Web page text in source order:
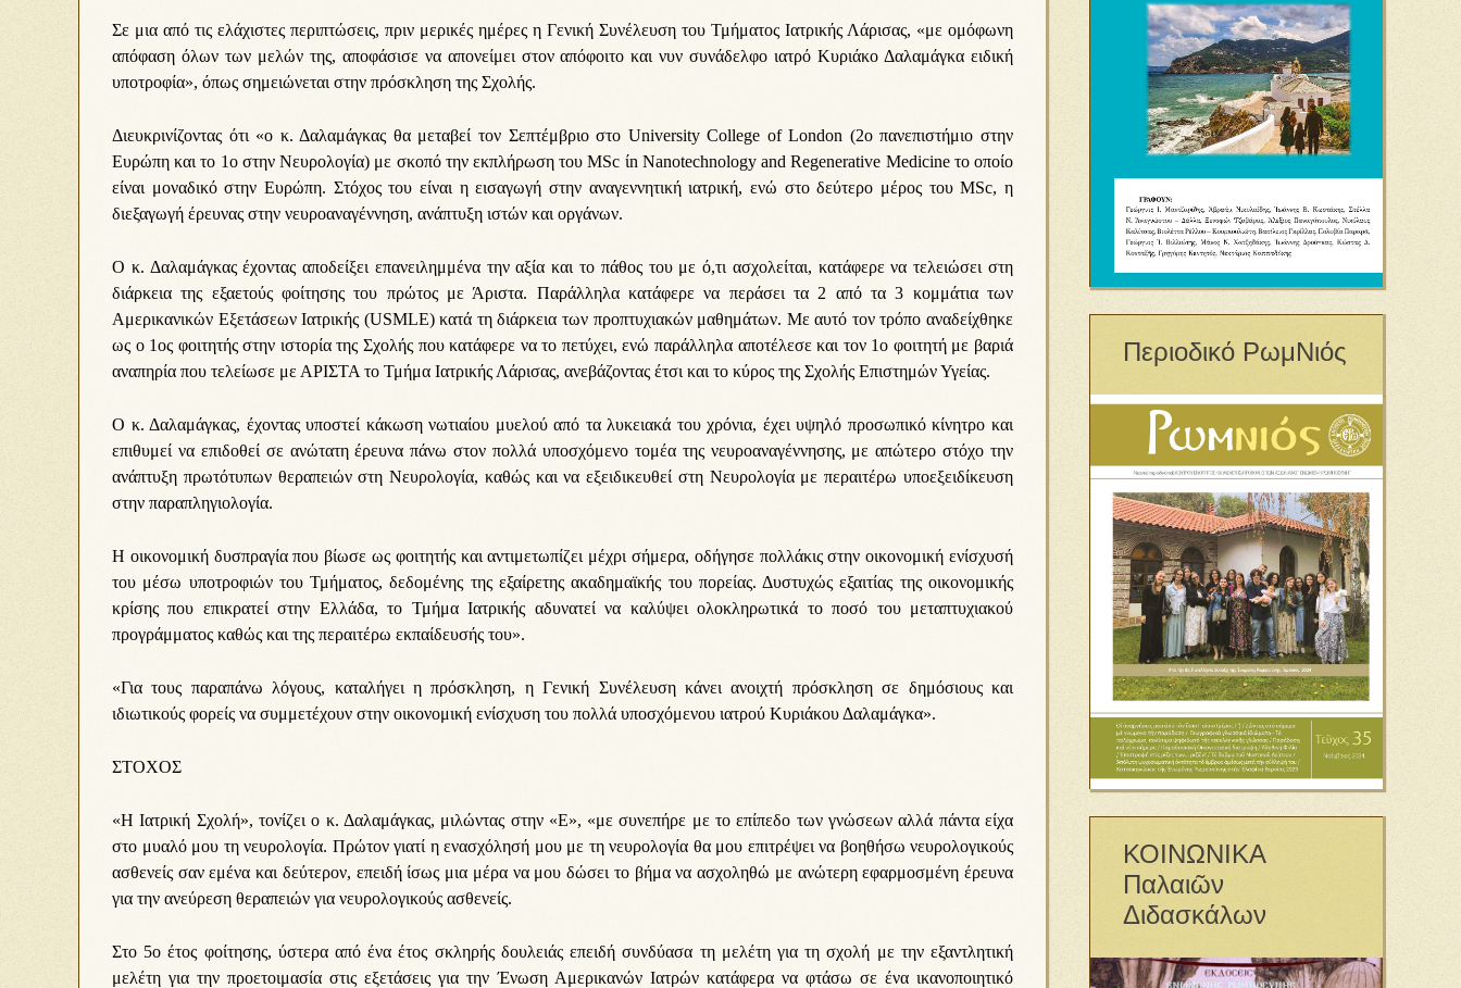
Σε μια από τις ελάχιστες περιπτώσεις, πριν μερικές ημέρες η Γενική Συνέλευση του Τμήματος Ιατρικής Λάρισας, «με ομόφωνη
απόφαση όλων των μελών της, αποφάσισε να απονείμει στον απόφοιτο και νυν συνάδελφο ιατρό Κυριάκο Δαλαμάγκα ειδική
υποτροφία», όπως σημειώνεται στην πρόσκληση της Σχολής.
Διευκρινίζοντας ότι «ο κ. Δαλαμάγκας θα μεταβεί τον Σεπτέμβριο στο University College of London (2ο πανεπιστήμιο στην
Ευρώπη και το 1ο στην Νευρολογία) με σκοπό την εκπλήρωση του ΜSc ίn Νanotechnology and Regenerative Medicine το οποίο
είναι μοναδικό στην Ευρώπη. Στόχος του είναι η εισαγωγή στην αναγεννητική ιατρική, ενώ στο δεύτερο μέρος του ΜSc, η
διεξαγωγή έρευνας στην νευροαναγέννηση, ανάπτυξη ιστών και οργάνων.
Ο κ. Δαλαμάγκας έχοντας αποδείξει επανειλημμένα την αξία και το πάθος του με ό,τι ασχολείται, κατάφερε να τελειώσει στη
διάρκεια της εξαετούς φοίτησης του πρώτος με Άριστα. Παράλληλα κατάφερε να περάσει τα 2 από τα 3 κομμάτια των
Αμερικανικών Εξετάσεων Ιατρικής (USMLE) κατά τη διάρκεια των προπτυχιακών μαθημάτων. Με αυτό τον τρόπο αναδείχθηκε
ως ο 1ος φοιτητής στην ιστορία της Σχολής που κατάφερε να το πετύχει, ενώ παράλληλα αποτέλεσε και τον 1ο φοιτητή με βαριά
αναπηρία που τελείωσε με ΑΡΙΣΤΑ το Τμήμα Ιατρικής Λάρισας, ανεβάζοντας έτσι και το κύρος της Σχολής Επιστημών Υγείας.
Ο κ. Δαλαμάγκας, έχοντας υποστεί κάκωση νωτιαίου μυελού από τα λυκειακά του χρόνια, έχει υψηλό προσωπικό κίνητρο και
επιθυμεί να επιδοθεί σε ανώτατη έρευνα πάνω στον πολλά υποσχόμενο τομέα της νευροαναγέννησης, με απώτερο στόχο την
ανάπτυξη πρωτότυπων θεραπειών στη Νευρολογία, καθώς και να εξειδικευθεί στη Νευρολογία με περαιτέρω υποεξειδίκευση
στην παραπληγιολογία.
Η οικονομική δυσπραγία που βίωσε ως φοιτητής και αντιμετωπίζει μέχρι σήμερα, οδήγησε πολλάκις στην οικονομική ενίσχυσή
του μέσω υποτροφιών του Τμήματος, δεδομένης της εξαίρετης ακαδημαϊκής του πορείας. Δυστυχώς εξαιτίας της οικονομικής
κρίσης που επικρατεί στην Ελλάδα, το Τμήμα Ιατρικής αδυνατεί να καλύψει ολοκληρωτικά το ποσό του μεταπτυχιακού
προγράμματος καθώς και της περαιτέρω εκπαίδευσής του».
«Για τους παραπάνω λόγους, καταλήγει η πρόσκληση, η Γενική Συνέλευση κάνει ανοιχτή πρόσκληση σε δημόσιους και
ιδιωτικούς φορείς να συμμετέχουν στην οικονομική ενίσχυση του πολλά υποσχόμενου ιατρού Κυριάκου Δαλαμάγκα».
ΣΤΟΧΟΣ
«Η Ιατρική Σχολή», τονίζει ο κ. Δαλαμάγκας, μιλώντας στην «Ε», «με συνεπήρε με το επίπεδο των γνώσεων αλλά πάντα είχα
στο μυαλό μου τη νευρολογία. Πρώτον γιατί η ενασχόλησή μου με τη νευρολογία θα μου επιτρέψει να βοηθήσω νευρολογικούς
ασθενείς σαν εμένα και δεύτερον, επειδή ίσως μια μέρα να μου δώσει το βήμα να ασχοληθώ με ανώτερη εφαρμοσμένη έρευνα
για την ανεύρεση θεραπειών για νευρολογικούς ασθενείς.
Στο 5ο έτος φοίτησης, ύστερα από ένα έτος σκληρής δουλειάς επειδή συνδύασα τη μελέτη για τη σχολή με την εξαντλητική
μελέτη για την προετοιμασία στις εξετάσεις για την Ένωση Αμερικανών Ιατρών κατάφερα να φτάσω σε ένα ικανοποιητικό
Περιοδικό ΡωμΝιός
ΚΟΙΝΩΝΙΚΑ
Παλαιῶν
Διδασκάλων